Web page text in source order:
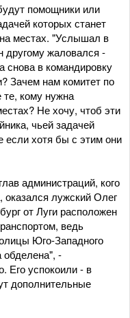
помощники или
которых станет
местах. "Услышал в
другому жаловался -
снова в командировку
Зачем нам комитет по
те, кому нужна
Не хочу, чтоб эти
чьей задачей
если хотя бы с этим они
администраций, кого
лужский Олег
от Луги расположен
ведь
Юго-Западного
обделена", -
Его успокоили - в
дополнительные